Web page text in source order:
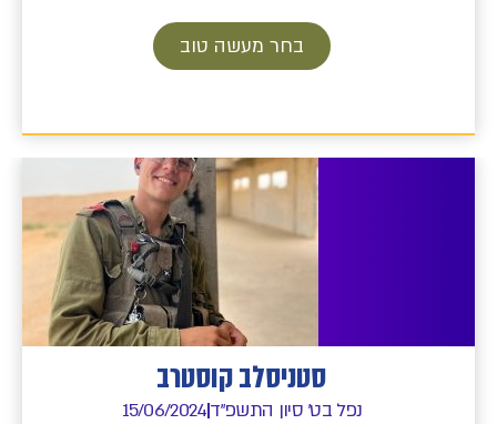
בחר מעשה טוב
סטניסלב קוסטרב
נפל בט' סיון התשפ"ד15/06/2024